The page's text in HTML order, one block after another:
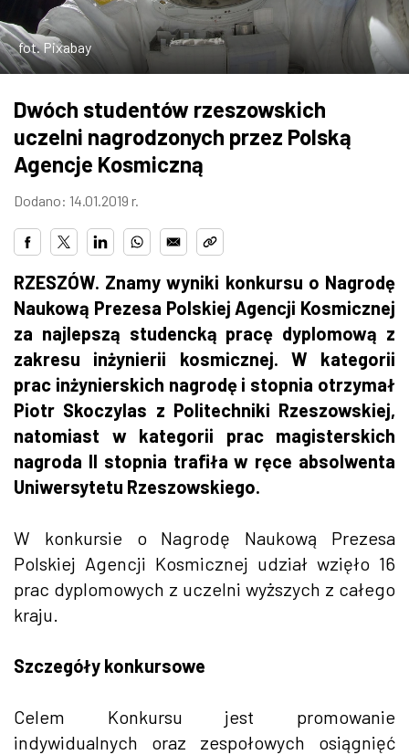
ZDJĘCIA
W RZESZOWIE
fot. Pixabay
Dwóch studentów rzeszowskich
uczelni nagrodzonych przez Polską
Agencje Kosmiczną
Dodano: 14.01.2019 r.
RZESZÓW. Znamy wyniki konkursu o Nagrodę
Naukową Prezesa Polskiej Agencji Kosmicznej
za najlepszą studencką pracę dyplomową z
zakresu inżynierii kosmicznej. W kategorii
prac inżynierskich nagrodę i stopnia otrzymał
Piotr Skoczylas z Politechniki Rzeszowskiej,
natomiast w kategorii prac magisterskich
nagroda II stopnia trafiła w ręce absolwenta
Uniwersytetu Rzeszowskiego.
W konkursie o Nagrodę Naukową Prezesa
Polskiej Agencji Kosmicznej udział wzięło 16
prac dyplomowych z uczelni wyższych z całego
kraju.
Szczegóły konkursowe
Celem Konkursu jest promowanie
indywidualnych oraz zespołowych osiągnięć